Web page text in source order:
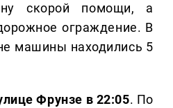
скорой помощи, а
ограждение. В
машины находились 5
Фрунзе в 22:05. По